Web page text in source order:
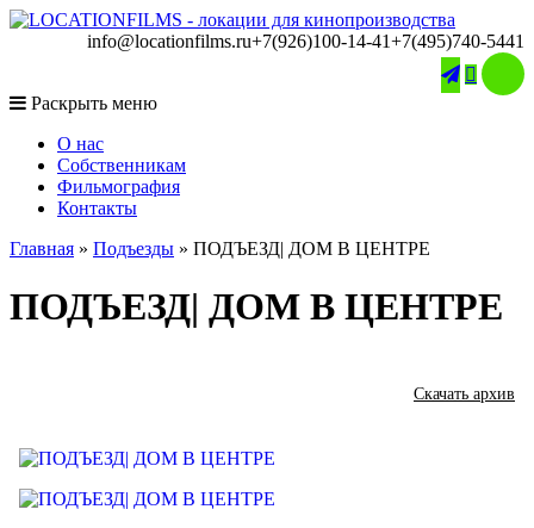
info@locationfilms.ru+7(926)100-14-41+7(495)740-5441

Раскрыть меню
O нас
Собственникам
Фильмография
Контакты
Главная » Подъезды » ПОДЪЕЗД| ДОМ В ЦЕНТРЕ
ПОДЪЕЗД| ДОМ В ЦЕНТРЕ
Скачать архив